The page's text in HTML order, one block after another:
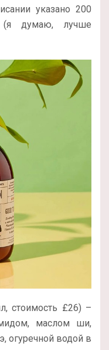
указано 200
думаю, лучше
стоимость £26) –
маслом ши,
огуречной водой в